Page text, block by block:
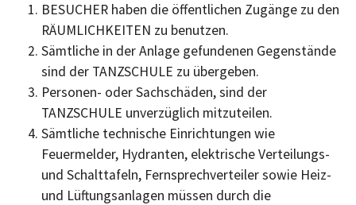
BESUCHER haben die öffentlichen Zugänge zu den
RÄUMLICHKEITEN zu benutzen.
Sämtliche in der Anlage gefundenen Gegenstände
sind der TANZSCHULE zu übergeben.
Personen- oder Sachschäden, sind der
TANZSCHULE unverzüglich mitzuteilen.
Sämtliche technische Einrichtungen wie
Feuermelder, Hydranten, elektrische Verteilungs-
und Schalttafeln, Fernsprechverteiler sowie Heiz-
und Lüftungsanlagen müssen durch die